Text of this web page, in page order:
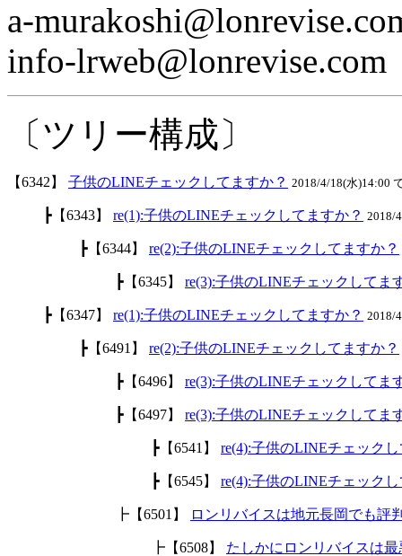
a-
info-lrweb@lonrevise.com
〔ツリー構成〕
【6342】 子供のLINEチェックしてますか？ 2018/4/18(水)14:00
┣【6343】 re(1):子供のLINEチェックしてますか？ 2018/
┣【6344】 re(2):子供のLINEチェックしてますか？
┣【6345】 re(3):子供のLINEチェックしてま
┣【6347】 re(1):子供のLINEチェックしてますか？ 2018/
┣【6491】 re(2):子供のLINEチェックしてますか？
┣【6496】 re(3):子供のLINEチェックしてま
┣【6497】 re(3):子供のLINEチェックしてま
┣【6541】 re(4):子供のLINEチェック
┣【6545】 re(4):子供のLINEチェック
┣【6501】 ロンリバイスは地元長岡でも評
┣【6508】 たしかにロンリバイスは